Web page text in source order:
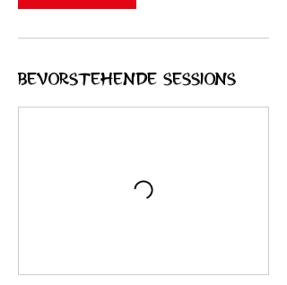
Bevorstehende Sessions